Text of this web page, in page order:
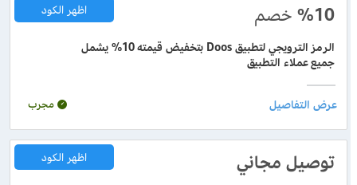
%10 خصم
الرمز الترويجي لتطبيق Doos بتخفيض قيمته 10% يشمل
جميع عملاء التطبيق
اظهر الكود
مجرب
توصيل مجاني اظهر الكود